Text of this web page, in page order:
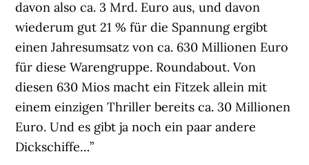
davon also ca. 3 Mrd. Euro aus, und davon
wiederum gut 21 % für die Spannung ergibt
einen Jahresumsatz von ca. 630 Millionen Euro
für diese Warengruppe. Roundabout. Von
diesen 630 Mios macht ein Fitzek allein mit
einem einzigen Thriller bereits ca. 30 Millionen
Euro. Und es gibt ja noch ein paar andere
Dickschiffe…”